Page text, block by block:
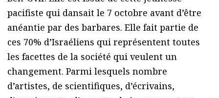
pacifiste qui dansait le 7 octobre avant d’être
anéantie par des barbares. Elle fait partie de
ces 70% d’Israéliens qui représentent toutes
les facettes de la société qui veulent un
changement. Parmi lesquels nombre
d’artistes, de scientifiques, d’écrivains,